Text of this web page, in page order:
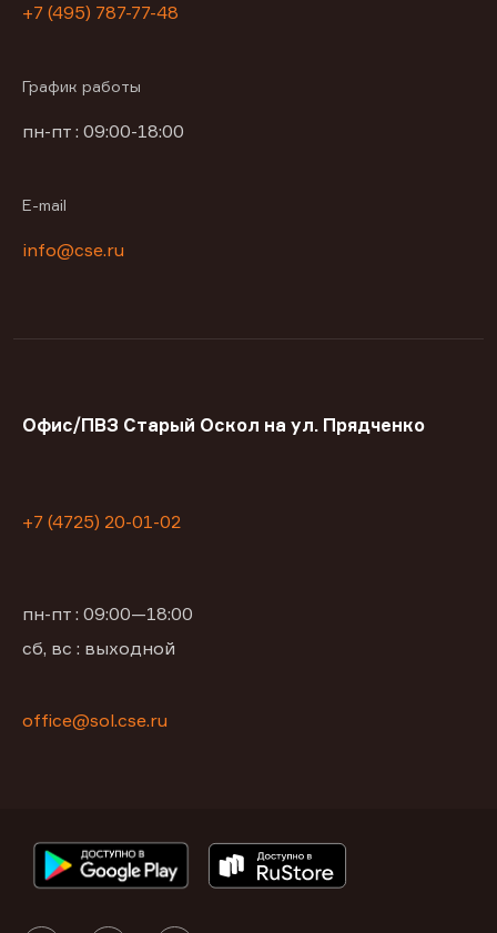
+7 (495) 787-77-48
График работы
пн-пт : 09:00-18:00
E-mail
info@cse.ru
Офис/ПВЗ Старый Оскол на ул. Прядченко
+7 (4725) 20-01-02
пн-пт : 09:00—18:00
сб, вс : выходной
office@sol.cse.ru